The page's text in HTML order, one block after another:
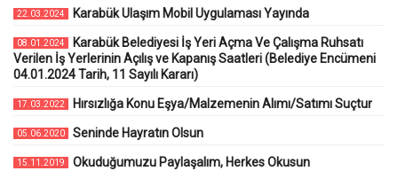
22.03.2024 Karabük Ulaşım Mobil Uygulaması Yayında
08.01.2024
Karabük Belediyesi İş Yeri Açma Ve Çalışma Ruhsatı
Verilen İş Yerlerinin Açılış ve Kapanış Saatleri (Belediye Encümeni
04.01.2024 Tarih, 11 Sayılı Kararı)
17.03.2022 Hırsızlığa Konu Eşya/Malzemenin Alımı/Satımı Suçtur
05.06.2020 Seninde Hayratın Olsun
15.11.2019 Okuduğumuzu Paylaşalım, Herkes Okusun